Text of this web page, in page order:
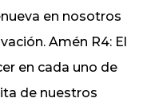
en nosotros
Amén R4: El
en cada uno de
de nuestros